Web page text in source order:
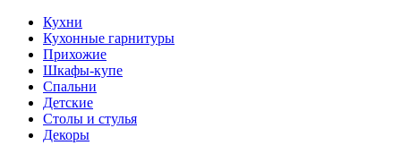
Кухни
Кухонные гарнитуры
Прихожие
Шкафы-купе
Спальни
Детские
Столы и стулья
Декоры